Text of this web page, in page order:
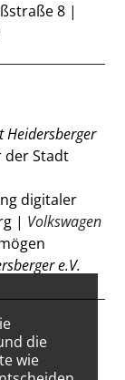
8 |
Heidersberger
der Stadt
digitaler
| Volkswagen
e.V.
die
wie